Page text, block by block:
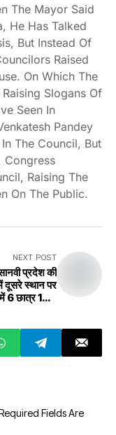
The Mayor Said
He Has Talked
But Instead Of
Raised
On Which The
Slogans Of
Seen In
Pandey
The Council, But
Congress
Raising The
On The Public.
NEXT POST
प्रदेश की
दूसरे स्थान पर
6 छात्र 12 में
place in
merit, 6
in class
Fields Are